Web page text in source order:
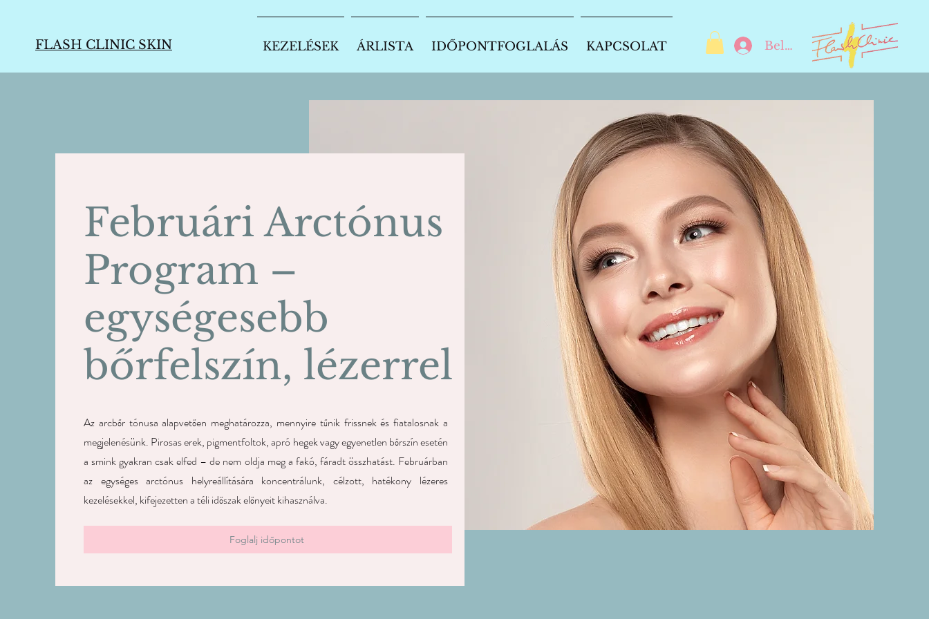
KEZELÉSEK ÁRLISTA IDŐPONTFOGLALÁS KAPCSOLAT
FLASH CLINIC SKIN Belépés
Februári Arctónus
Program –
egységesebb
bőrfelszín, lézerrel
Az arcbőr tónusa alapvetően meghatározza, mennyire tűnik frissnek és fiatalosnak a
megjelenésünk. Pirosas erek, pigmentfoltok, apró hegek vagy egyenetlen bőrszín esetén
a smink gyakran csak elfed – de nem oldja meg a fakó, fáradt összhatást. Februárban
az egységes arctónus helyreállítására koncentrálunk, célzott, hatékony lézeres
kezelésekkel, kifejezetten a téli időszak előnyeit kihasználva.
Foglalj időpontot